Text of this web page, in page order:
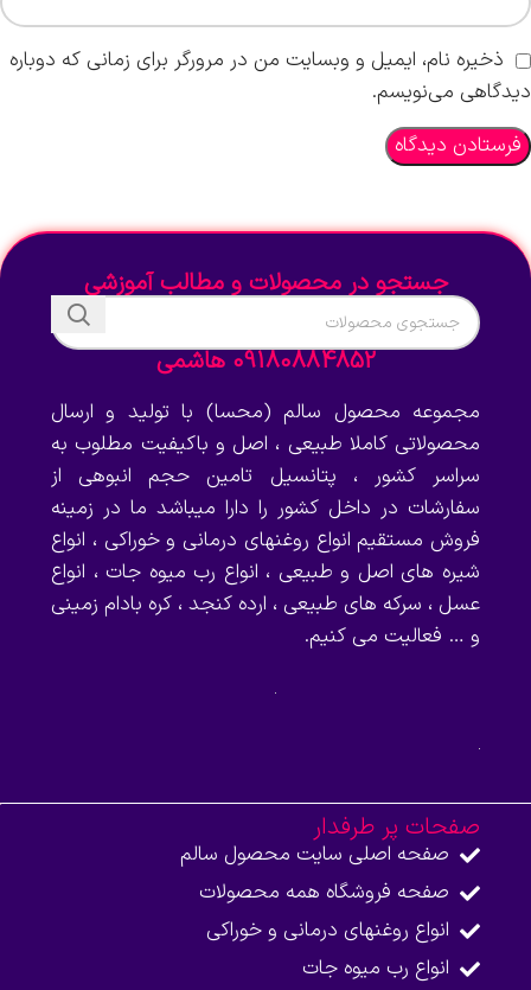
ذخیره نام، ایمیل و وبسایت من در مرورگر برای زمانی که دوباره
دیدگاهی می‌نویسم.
جستجو در محصولات و مطالب آموزشی
09180884852 هاشمی
مجموعه محصول سالم (محسا) با تولید و ارسال
محصولاتی کاملا طبیعی ، اصل و باکیفیت مطلوب به
سراسر کشور ، پتانسیل تامین حجم انبوهی از
سفارشات در داخل کشور را دارا میباشد ما در زمینه
فروش مستقیم انواع روغنهای درمانی و خوراکی ، انواع
شیره های اصل و طبیعی ، انواع رب میوه جات ، انواع
عسل ، سرکه های طبیعی ، ارده کنجد ، کره بادام زمینی
و … فعالیت می کنیم.
صفحات پر طرفدار
صفحه اصلی سایت محصول سالم
صفحه فروشگاه همه محصولات​
انواع روغنهای درمانی و خوراکی
انواع رب میوه جات